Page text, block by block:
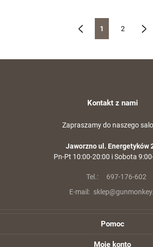
1 2
Kontakt z nami
Zapraszamy do naszego
Jaworzno ul. Energetyków
Pn-Pt 10:00-20:00 i Sobota
Tel.:
697-176-602
E-mail:
Pomoc
Moje konto